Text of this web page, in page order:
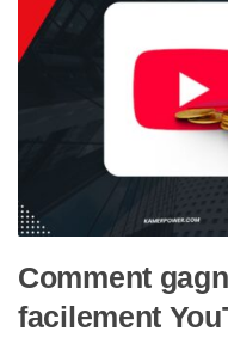
Comment
facilement